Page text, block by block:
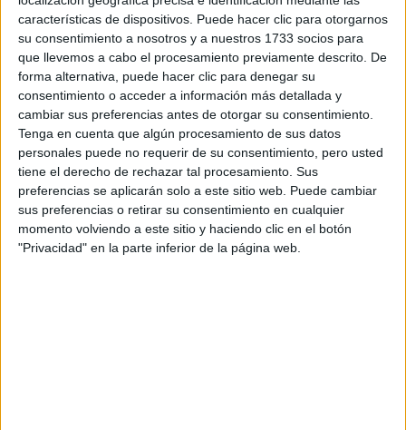
características de dispositivos. Puede hacer clic para otorgarnos
su consentimiento a nosotros y a nuestros 1733 socios para
que llevemos a cabo el procesamiento previamente descrito. De
forma alternativa, puede hacer clic para denegar su
consentimiento o acceder a información más detallada y
cambiar sus preferencias antes de otorgar su consentimiento.
Tenga en cuenta que algún procesamiento de sus datos
personales puede no requerir de su consentimiento, pero usted
tiene el derecho de rechazar tal procesamiento. Sus
preferencias se aplicarán solo a este sitio web. Puede cambiar
sus preferencias o retirar su consentimiento en cualquier
momento volviendo a este sitio y haciendo clic en el botón
"Privacidad" en la parte inferior de la página web.
Escuela Técnica Superior de Ingeniería de
Titulación
Grado en Ciencia e Ingeniería de Datos
Grado en Ingeniería en Sistemas de Telecomunicación
Grado en Ingeniería Telemática
Máster Universitario en Comunicación Móvil y Contenido Digital
Máster Universitario en Ingeniería de Telecomunicación
Máster Universitario en Ingeniería Telemática
Máster Universitario en Tecnologías de la Información y